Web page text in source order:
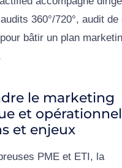
360°/720°, audit de
bâtir un plan
le marketing
et
et enjeux
PME et ETI, la